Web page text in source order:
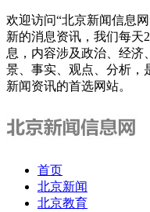
欢迎访问“北京新闻信息
新的消息资讯，我们每天
息，内容涉及政治、经济
景、事实、观点、分析，
新闻资讯的首选网站。
首页
北京新闻
北京教育